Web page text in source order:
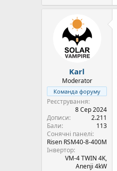
Karl
Moderator
Команда форуму
Реєстрування
8 Сер 2024
Дописи
2.211
Бали
113
Сонячні панелі
Risen RSM40-8-400M
Інвертор
VM-4 TWIN 4K,
Anenji 4kW